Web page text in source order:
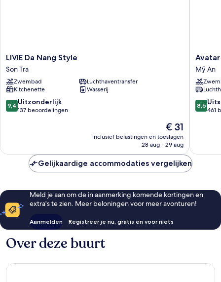
LIVIE
Da
Nang
Style
Son
Tra
LIVIE Da Nang Style
Son Tra
Zwembad
Luchthaventransfer
Kitchenette
Wasserij
9.4
van
9,4 Uitzonderlijk
137 beoordelingen
De
prijs
is
€ 31
inclusief belastingen en toeslagen
28 aug - 29 aug
Avatar
Danang
Mỹ
An
Mỹ An
8.6
van
8,6
461
Gelijkaardige accommodaties vergelijken
Meld je aan om de in aanmerking komende kortingen en
extra's te zien. Meer beloningen voor meer avonturen!
Aanmelden Registreer je nu, gratis en voor niets
Over deze buurt